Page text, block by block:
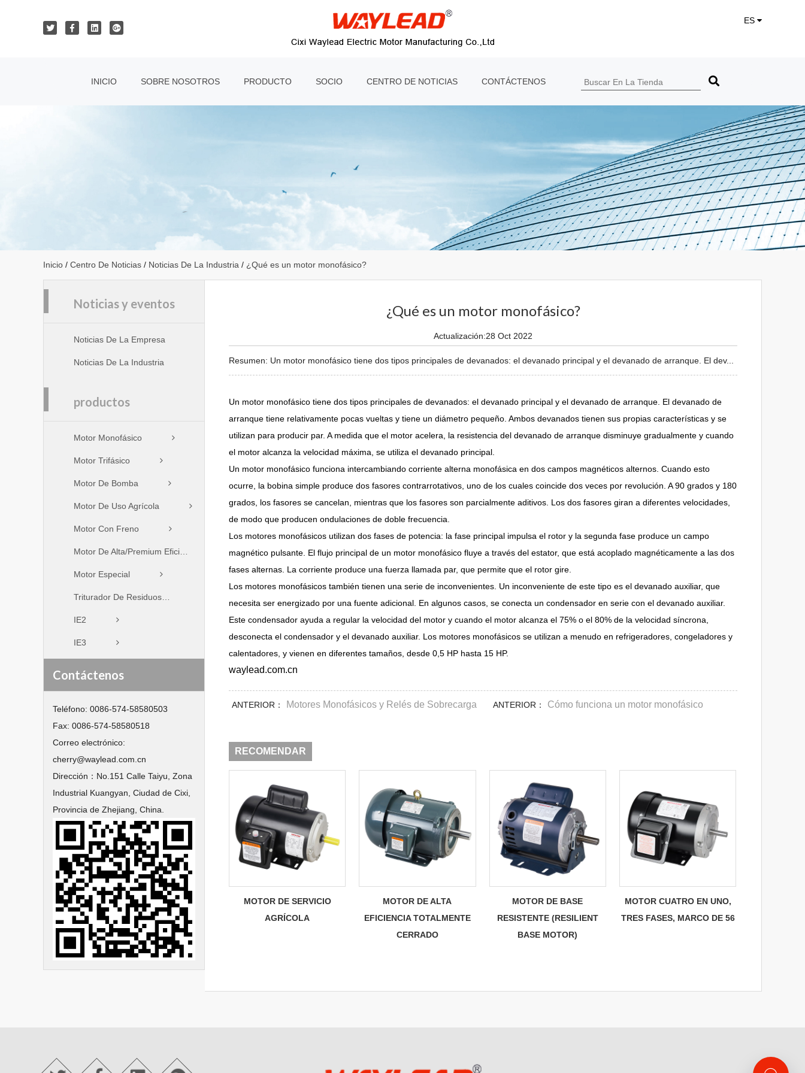
ES
INICIO SOBRE NOSOTROS PRODUCTO SOCIO CENTRO DE NOTICIAS CONTÁCTENOS
Inicio / Centro De Noticias / Noticias De La Industria / ¿Qué es un motor monofásico?
Noticias y eventos
Noticias De La Empresa
Noticias De La Industria
productos
Motor Monofásico
Motor Trifásico
Motor De Bomba
Motor De Uso Agrícola
Motor Con Freno
Motor Especial
IE2
IE3
Contáctenos
Teléfono: 0086-574-58580503
Fax: 0086-574-58580518
Correo electrónico:
cherry@waylead.com.cn
Dirección： No.151 Calle Taiyu, Zona
Industrial Kuangyan, Ciudad de Cixi,
Provincia de Zhejiang, China.
¿Qué es un motor monofásico?
Actualización:28 Oct 2022
Resumen: Un motor monofásico tiene dos tipos principales de devanados: el devanado principal y el devanado de arranque. El dev...
Un motor monofásico tiene dos tipos principales de devanados: el devanado principal y el devanado de arranque. El devanado de
arranque tiene relativamente pocas vueltas y tiene un diámetro pequeño. Ambos devanados tienen sus propias características y se
utilizan para producir par. A medida que el motor acelera, la resistencia del devanado de arranque disminuye gradualmente y cuando
el motor alcanza la velocidad máxima, se utiliza el devanado principal.
Un motor monofásico funciona intercambiando corriente alterna monofásica en dos campos magnéticos alternos. Cuando esto
ocurre, la bobina simple produce dos fasores contrarrotativos, uno de los cuales coincide dos veces por revolución. A 90 grados y 180
grados, los fasores se cancelan, mientras que los fasores son parcialmente aditivos. Los dos fasores giran a diferentes velocidades,
de modo que producen ondulaciones de doble frecuencia.
Los motores monofásicos utilizan dos fases de potencia: la fase principal impulsa el rotor y la segunda fase produce un campo
magnético pulsante. El flujo principal de un motor monofásico fluye a través del estator, que está acoplado magnéticamente a las dos
fases alternas. La corriente produce una fuerza llamada par, que permite que el rotor gire.
Los motores monofásicos también tienen una serie de inconvenientes. Un inconveniente de este tipo es el devanado auxiliar, que
necesita ser energizado por una fuente adicional. En algunos casos, se conecta un condensador en serie con el devanado auxiliar.
Este condensador ayuda a regular la velocidad del motor y cuando el motor alcanza el 75% o el 80% de la velocidad síncrona,
desconecta el condensador y el devanado auxiliar. Los motores monofásicos se utilizan a menudo en refrigeradores, congeladores y
calentadores, y vienen en diferentes tamaños, desde 0,5 HP hasta 15 HP.
waylead.com.cn
ANTERIOR： Motores Monofásicos y Relés de Sobrecarga ANTERIOR： Cómo funciona un motor monofásico
RECOMENDAR
MOTOR DE SERVICIO
AGRÍCOLA
MOTOR DE ALTA
EFICIENCIA TOTALMENTE
CERRADO
MOTOR DE BASE
RESISTENTE (RESILIENT
BASE MOTOR)
MOTOR CUATRO EN UNO,
TRES FASES, MARCO DE 56